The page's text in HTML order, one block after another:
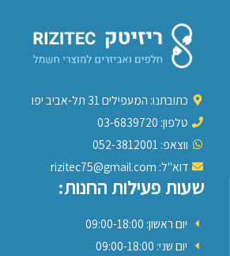
כתובתנו: המעפילים 31 תל-אביב יפו
טלפון: 03-6839720
ווצאפ: 052-3812001
דוא"ל: rizitec75@gmail.com
שעות פעילות החנות:
יום ראשון: 09:00-18:00
יום שני: 09:00-18:00